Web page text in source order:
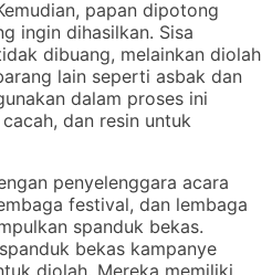
papan dipotong
ingin dihasilkan. Sisa
dibuang, melainkan diolah
lain seperti asbak dan
dalam proses ini
dan resin untuk
penyelenggara acara
festival, dan lembaga
spanduk bekas.
bekas kampanye
diolah. Mereka memiliki